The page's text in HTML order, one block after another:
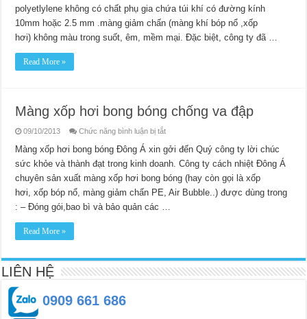
polyetlylene không có chất phụ gia chứa túi khí có đường kính
10mm hoặc 2.5 mm .màng giảm chấn (màng khí bóp nổ ,xốp
hơi) không màu trong suốt, êm, mềm mại. Đặc biệt, công ty đã …
Read More »
Màng xốp hơi bong bóng chống va đập
09/10/2013 Chức năng bình luận bị tắtở
xốp
hơi
bong
chống
va
đập
Màng xốp hơi bong bóng Đông Á xin gởi đến Quý công ty lời chúc
sức khỏe và thành đạt trong kinh doanh. Công ty cách nhiệt Đông Á
chuyên sản xuất màng xốp hơi bong bóng (hay còn gọi là xốp
hơi, xốp bóp nổ, màng giảm chấn PE, Air Bubble..) được dùng trong
: – Đóng gói,bao bì và bảo quản các …
Read More »
LIÊN HỆ
0909 661 686